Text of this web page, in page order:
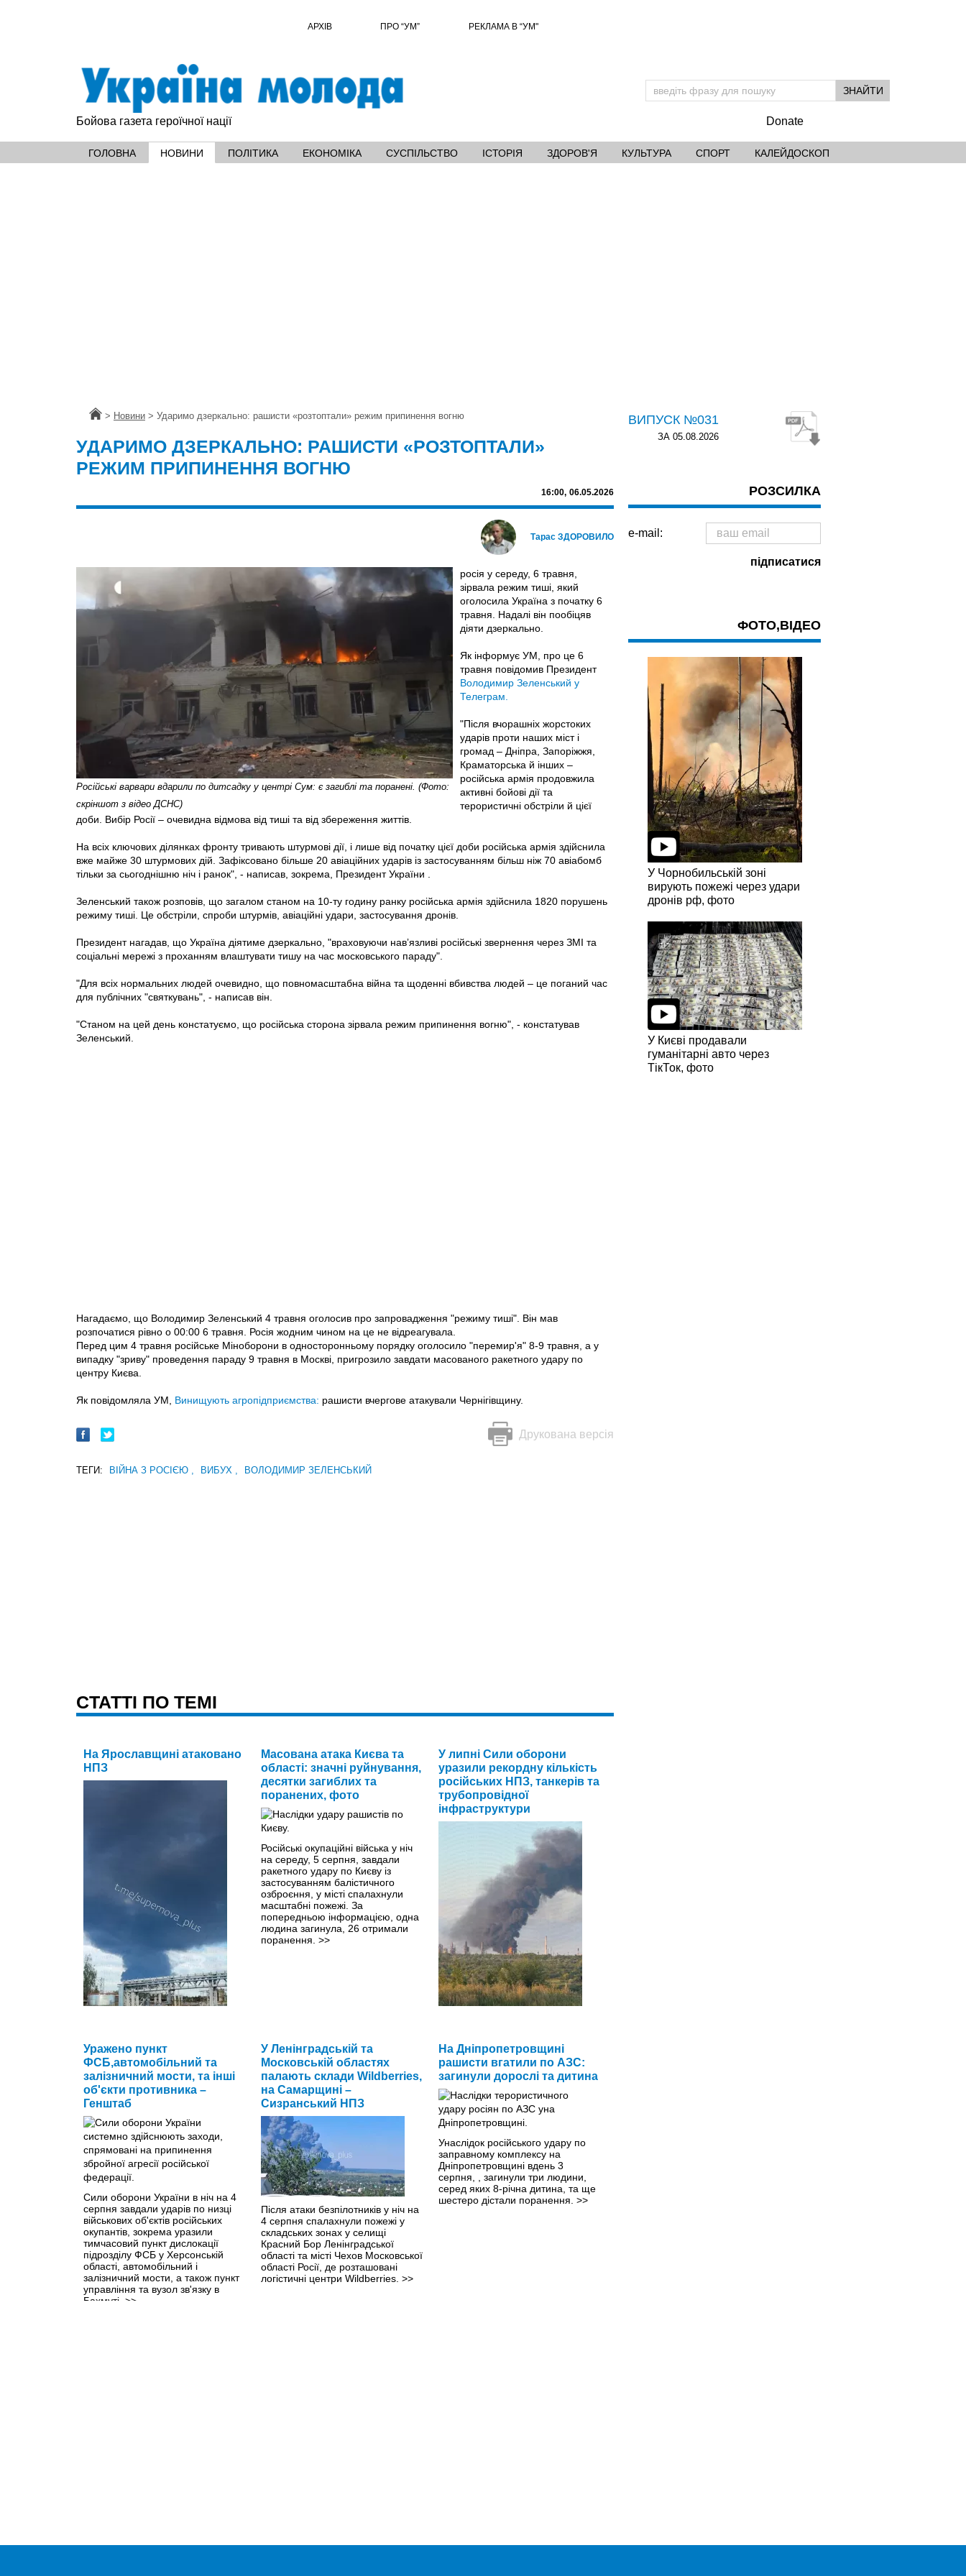
АРХІВ ПРО “УМ” РЕКЛАМА В “УМ"
Бойова газета героїчної нації Donate
ГОЛОВНА НОВИНИ ПОЛІТИКА ЕКОНОМІКА СУСПІЛЬСТВО ІСТОРІЯ ЗДОРОВ'Я КУЛЬТУРА СПОРТ КАЛЕЙДОСКОП
Головна
> Новини > Ударимо дзеркально: рашисти «розтоптали» режим припинення вогню
УДАРИМО ДЗЕРКАЛЬНО: РАШИСТИ «РОЗТОПТАЛИ»
РЕЖИМ ПРИПИНЕННЯ ВОГНЮ
16:00, 06.05.2026
Тарас ЗДОРОВИЛО
Російські варвари вдарили по дитсадку у центрі Сум: є загиблі та поранені. (Фото:
скріншот з відео ДСНС)
росія у середу, 6 травня,
зірвала режим тиші, який
оголосила Україна з початку 6
травня. Надалі він пообіцяв
діяти дзеркально.
Як інформує УМ, про це 6
травня повідомив Президент
Володимир Зеленський у
Телеграм.
"Після вчорашніх жорстоких
ударів проти наших міст і
громад – Дніпра, Запоріжжя,
Краматорська й інших –
російська армія продовжила
активні бойові дії та
терористичні обстріли й цієї
доби. Вибір Росії – очевидна відмова від тиші та від збереження життів.
На всіх ключових ділянках фронту тривають штурмові дії, і лише від початку цієї доби російська армія здійснила
вже майже 30 штурмових дій. Зафіксовано більше 20 авіаційних ударів із застосуванням більш ніж 70 авіабомб
тільки за сьогоднішню ніч і ранок", - написав, зокрема, Президент України .
Зеленський також розповів, що загалом станом на 10-ту годину ранку російська армія здійснила 1820 порушень
режиму тиші. Це обстріли, спроби штурмів, авіаційні удари, застосування дронів.
Президент нагадав, що Україна діятиме дзеркально, "враховуючи навʼязливі російські звернення через ЗМІ та
соціальні мережі з проханням влаштувати тишу на час московського параду".
"Для всіх нормальних людей очевидно, що повномасштабна війна та щоденні вбивства людей – це поганий час
для публічних "святкувань", - написав він.
"Станом на цей день констатуємо, що російська сторона зірвала режим припинення вогню", - констатував
Зеленський.
Нагадаємо, що Володимир Зеленський 4 травня оголосив про запровадження "режиму тиші". Він мав
розпочатися рівно о 00:00 6 травня. Росія жодним чином на це не відреагувала.
Перед цим 4 травня російське Міноборони в односторонньому порядку оголосило "перемир'я" 8-9 травня, а у
випадку "зриву" проведення параду 9 травня в Москві, пригрозило завдати масованого ракетного удару по
центру Києва.
Як повідомляла УМ, Винищують агропідприємства: рашисти вчергове атакували Чернігівщину.
Друкована версія
ТЕГИ: ВІЙНА З РОСІЄЮ ВИБУХ ВОЛОДИМИР ЗЕЛЕНСЬКИЙ
CТАТТІ ПО ТЕМІ
На Ярославщині атаковано
НПЗ
У ніч на 6 серпня російське місто
Ярославль опинилося під
ударами українських дронів:
атаки міг зазнати
нафтопереробний завод.
Масована атака Києва та
області: значні руйнування,
десятки загиблих та
поранених, фото
Російські окупаційні війська у ніч
на середу, 5 серпня, завдали
ракетного удару по Києву із
застосуванням балістичного
озброєння, у місті спалахнули
масштабні пожежі. За
попередньою інформацією, одна
людина загинула, 26 отримали
поранення. >>
У липні Сили оборони
уразили рекордну кількість
російських НПЗ, танкерів та
трубопровідної
інфраструктури
чималі проблеми з пальним.
Уражено пункт
ФСБ,автомобільний та
залізничний мости, та інші
об'єкти противника –
Генштаб
Сили оборони України в ніч на 4
серпня завдали ударів по низці
військових об'єктів російських
окупантів, зокрема уразили
тимчасовий пункт дислокації
підрозділу ФСБ у Херсонській
області, автомобільний і
залізничний мости, а також пункт
управління та вузол зв'язку в
Бахмуті. >>
У Ленінградській та
Московській областях
палають склади Wildberries,
на Самарщині –
Сизранський НПЗ
Після атаки безпілотників у ніч на
4 серпня спалахнули пожежі у
складських зонах у селищі
Красний Бор Ленінградської
області та місті Чехов Московської
області Росії, де розташовані
логістичні центри Wildberries. >>
На Дніпропетровщині
рашисти вгатили по АЗС:
загинули дорослі та дитина
Унаслідок російського удару по
заправному комплексу на
Дніпропетровщині вдень 3
серпня, , загинули три людини,
серед яких 8-річна дитина, та ще
шестеро дістали поранення. >>
ВИПУСК №031
ЗА 05.08.2026
РОЗСИЛКА
e-mail:
ФОТО,ВІДЕО
У Чорнобильській зоні
вирують пожежі через удари
дронів рф, фото
У Києві продавали
гуманітарні авто через
ТікТок, фото